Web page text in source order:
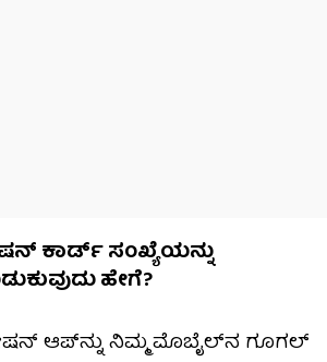
ಕಾರ್ಡ್ ಸಂಖ್ಯೆಯನ್ನು
ಹೇಗೆ?
ಆಪ್‌ನ್ನು ನಿಮ್ಮ ಮೊಬೈಲ್‌ನ ಗೂಗಲ್